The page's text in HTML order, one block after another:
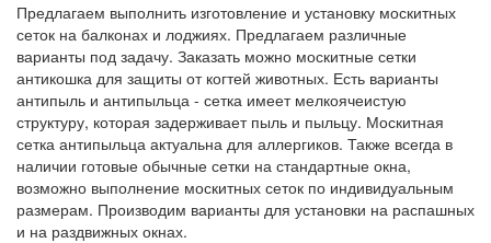
Предлагаем выполнить изготовление и установку москитных
сеток на балконах и лоджиях. Предлагаем различные
варианты под задачу. Заказать можно москитные сетки
антикошка для защиты от когтей животных. Есть варианты
антипыль и антипыльца - сетка имеет мелкоячеистую
структуру, которая задерживает пыль и пыльцу. Москитная
сетка антипыльца актуальна для аллергиков. Также всегда в
наличии готовые обычные сетки на стандартные окна,
возможно выполнение москитных сеток по индивидуальным
размерам. Производим варианты для установки на распашных
и на раздвижных окнах.